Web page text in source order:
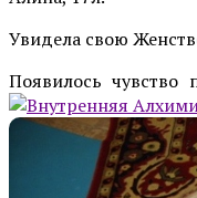
Увидела свою
Появилось чувство